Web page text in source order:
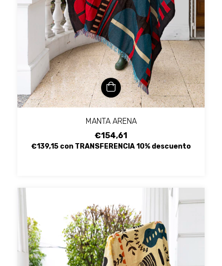
MANTA ARENA
€154,61
€139,15 con TRANSFERENCIA 10% descuento